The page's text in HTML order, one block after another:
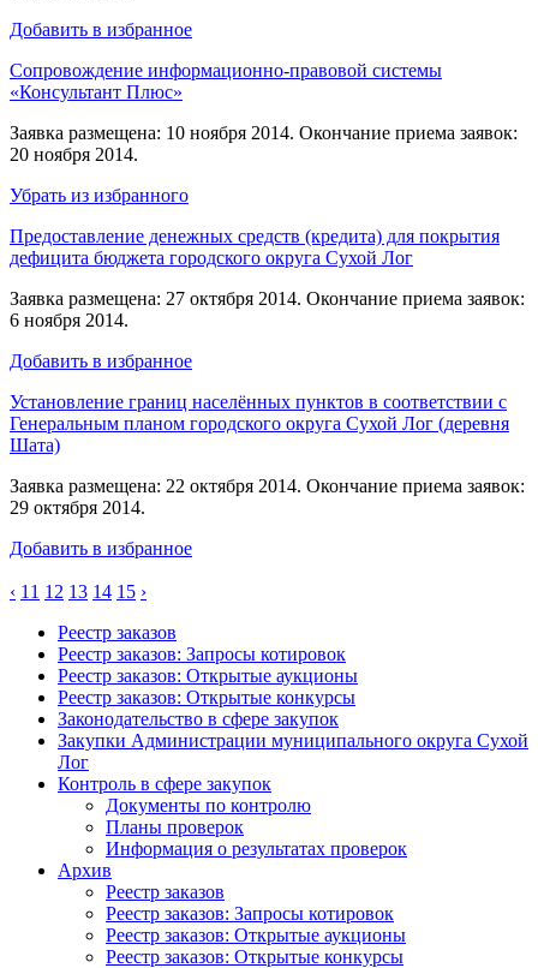
Добавить в избранное
Сопровождение информационно-правовой системы
«Консультант Плюс»
Заявка размещена: 10 ноября 2014. Окончание приема заявок:
20 ноября 2014.
Убрать из избранного
Предоставление денежных средств (кредита) для покрытия
дефицита бюджета городского округа Сухой Лог
Заявка размещена: 27 октября 2014. Окончание приема заявок:
6 ноября 2014.
Добавить в избранное
Установление границ населённых пунктов в соответствии с
Генеральным планом городского округа Сухой Лог (деревня
Шата)
Заявка размещена: 22 октября 2014. Окончание приема заявок:
29 октября 2014.
Добавить в избранное
‹ 11 12 13 14 15 ›
Реестр заказов
Реестр заказов: Запросы котировок
Реестр заказов: Открытые аукционы
Реестр заказов: Открытые конкурсы
Законодательство в сфере закупок
Закупки Администрации муниципального округа Сухой
Лог
Контроль в сфере закупок
Документы по контролю
Планы проверок
Информация о результатах проверок
Архив
Реестр заказов
Реестр заказов: Запросы котировок
Реестр заказов: Открытые аукционы
Реестр заказов: Открытые конкурсы